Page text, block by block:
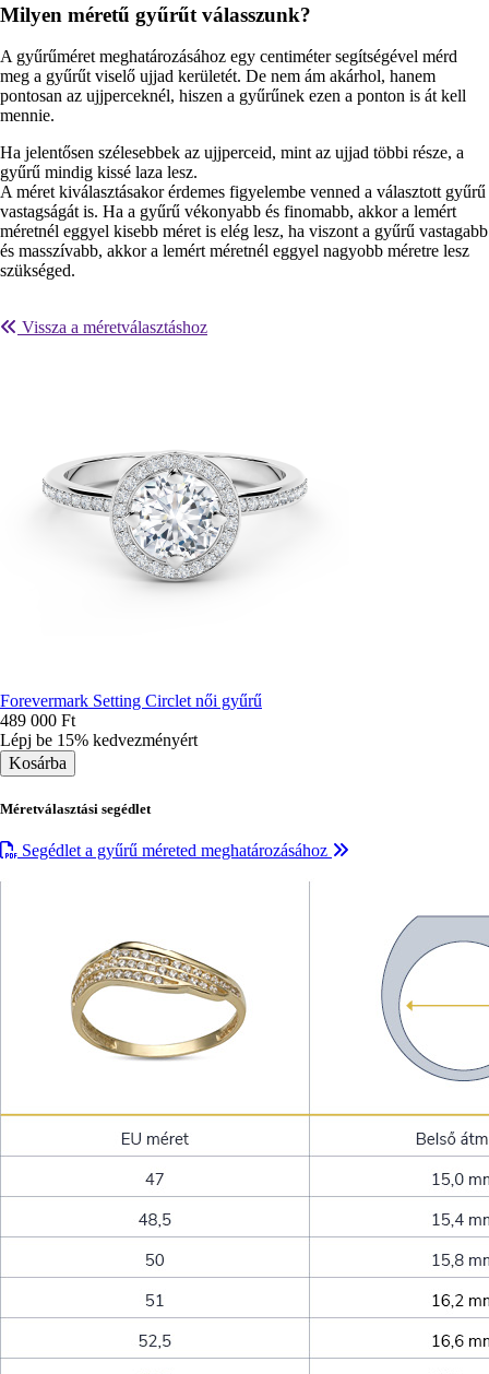
Milyen méretű gyűrűt válasszunk?
A gyűrűméret meghatározásához egy centiméter segítségével mérd
meg a gyűrűt viselő ujjad kerületét. De nem ám akárhol, hanem
pontosan az ujjperceknél, hiszen a gyűrűnek ezen a ponton is át kell
mennie.
Ha jelentősen szélesebbek az ujjperceid, mint az ujjad többi része, a
gyűrű mindig kissé laza lesz.
A méret kiválasztásakor érdemes figyelembe venned a választott gyűrű
vastagságát is. Ha a gyűrű vékonyabb és finomabb, akkor a lemért
méretnél eggyel kisebb méret is elég lesz, ha viszont a gyűrű vastagabb
és masszívabb, akkor a lemért méretnél eggyel nagyobb méretre lesz
szükséged.
Vissza a méretválasztáshoz
Forevermark Setting Circlet női gyűrű
489 000 Ft
Lépj be 15% kedvezményért
Méretválasztási segédlet
Segédlet a gyűrű méreted meghatározásához